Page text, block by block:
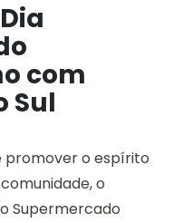
com
Sul
promover o espírito
o
Supermercado